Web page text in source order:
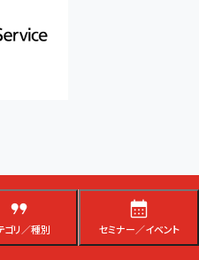
ゴリ／種別 セミナー／イベント